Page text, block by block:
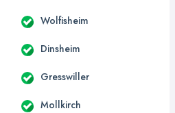
Wolfisheim
Dinsheim
Gresswiller
Mollkirch